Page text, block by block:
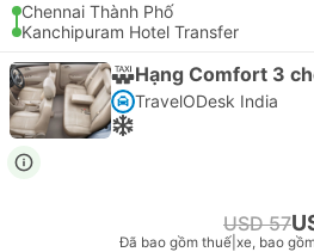
Chennai Thành Phố
Kanchipuram Hotel Transfer
Hạng Comfort 3
TravelODesk India
USD 57
Đã bao gồm thuế xe, bao